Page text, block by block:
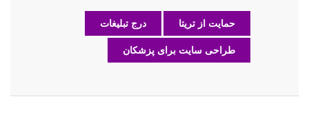
حمایت از تریتا درج تبلیغات
طراحی سایت برای پزشکان